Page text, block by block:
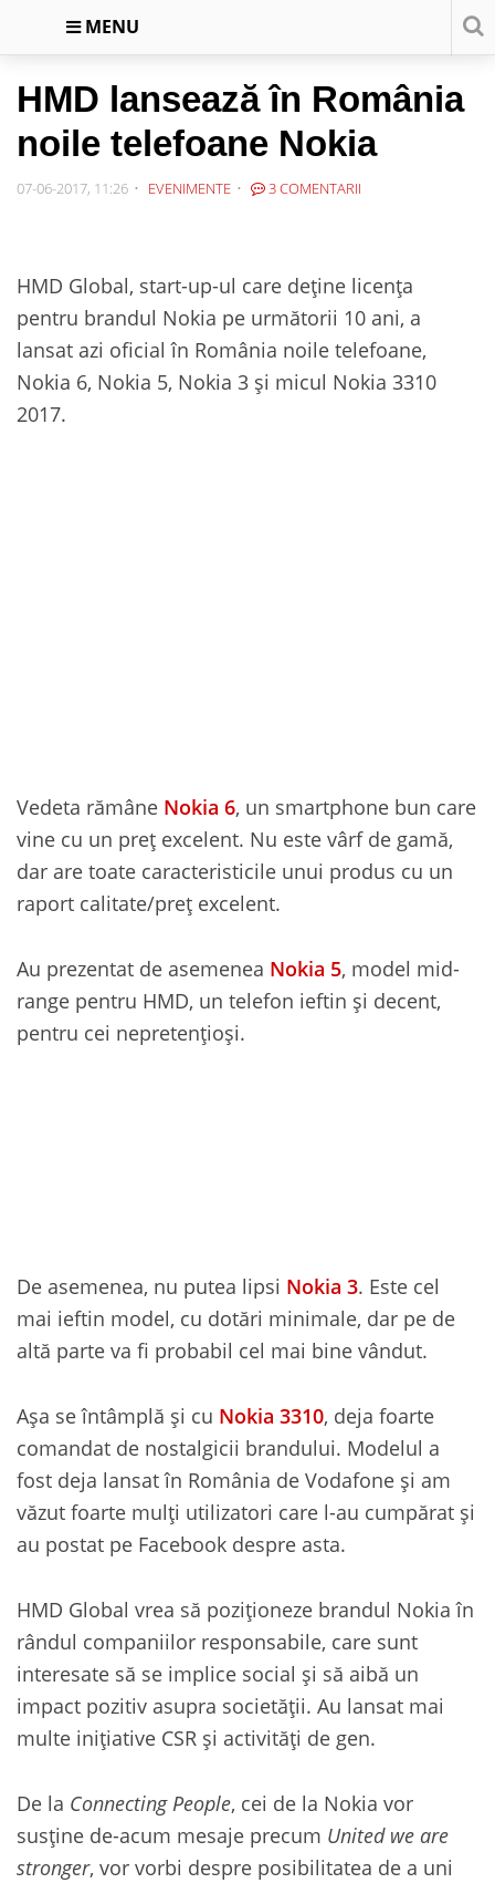
MENU
HMD lansează în România
noile telefoane Nokia
07-06-2017, 11:26 EVENIMENTE 3 COMENTARII
HMD Global, start-up-ul care deține licența
pentru brandul Nokia pe următorii 10 ani, a
lansat azi oficial în România noile telefoane,
Nokia 6, Nokia 5, Nokia 3 și micul Nokia 3310
2017.
Vedeta rămâne Nokia 6, un smartphone bun care
vine cu un preț excelent. Nu este vârf de gamă,
dar are toate caracteristicile unui produs cu un
raport calitate/preț excelent.
Au prezentat de asemenea Nokia 5, model mid-
range pentru HMD, un telefon ieftin și decent,
pentru cei nepretențioși.
De asemenea, nu putea lipsi Nokia 3. Este cel
mai ieftin model, cu dotări minimale, dar pe de
altă parte va fi probabil cel mai bine vândut.
Așa se întâmplă și cu Nokia 3310, deja foarte
comandat de nostalgicii brandului. Modelul a
fost deja lansat în România de Vodafone și am
văzut foarte mulți utilizatori care l-au cumpărat și
au postat pe Facebook despre asta.
HMD Global vrea să poziționeze brandul Nokia în
rândul companiilor responsabile, care sunt
interesate să se implice social și să aibă un
impact pozitiv asupra societății. Au lansat mai
multe inițiative CSR și activități de gen.
De la Connecting People, cei de la Nokia vor
susține de-acum mesaje precum United we are
stronger, vor vorbi despre posibilitatea de a uni